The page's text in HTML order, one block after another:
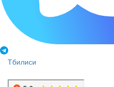
Тбилиси